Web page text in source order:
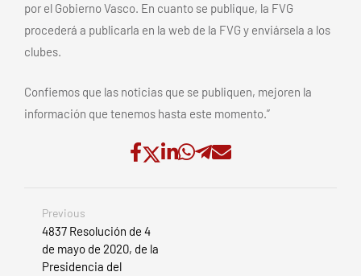
por el Gobierno Vasco. En cuanto se publique, la FVG
procederá a publicarla en la web de la FVG y enviársela a los
clubes.
Confiemos que las noticias que se publiquen, mejoren la
información que tenemos hasta este momento.”
Previous
4837 Resolución de 4
de mayo de 2020, de la
Presidencia del